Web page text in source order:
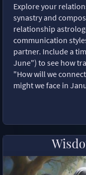
Explore your
synastry and
relationship
communication
partner. Include a
June") to see how
"How will we
might we face in